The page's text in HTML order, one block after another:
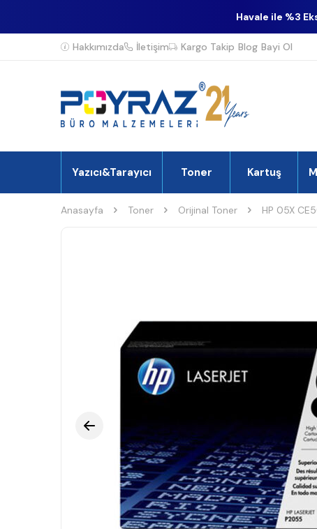
Havale ile %3
Hakkımızda İletişim Kargo Takip Blog Bayi Ol
Yazıcı&Tarayıcı Toner Kartuş
Anasayfa Toner Orijinal Toner HP 05X